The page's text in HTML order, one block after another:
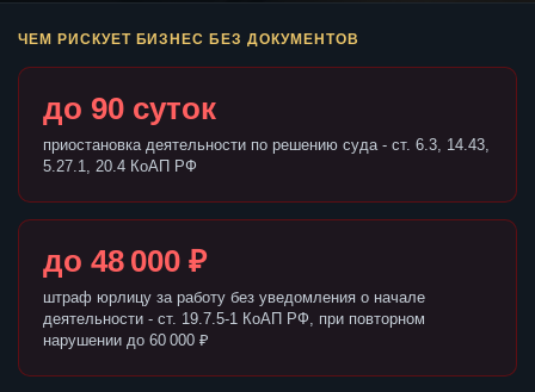
ЧЕМ РИСКУЕТ БИЗНЕС БЕЗ ДОКУМЕНТОВ
до 90 суток
приостановка деятельности по решению суда - ст. 6.3, 14.43,
5.27.1, 20.4 КоАП РФ
до 48 000 ₽
штраф юрлицу за работу без уведомления о начале
деятельности - ст. 19.7.5-1 КоАП РФ, при повторном
нарушении до 60 000 ₽